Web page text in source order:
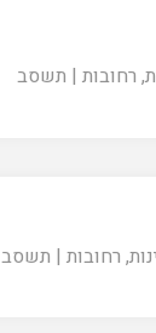
רחובות | תשסב
רחובות | תשסב